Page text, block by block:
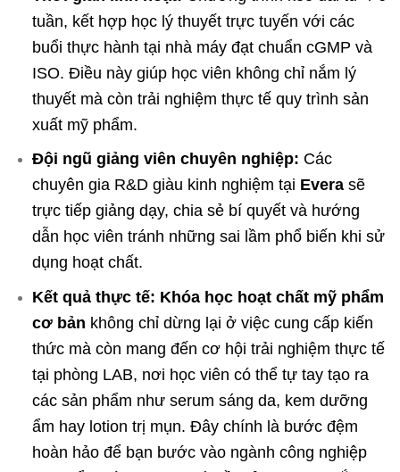
tuần, kết hợp học lý thuyết trực tuyến với các
buổi thực hành tại nhà máy đạt chuẩn cGMP và
ISO. Điều này giúp học viên không chỉ nắm lý
thuyết mà còn trải nghiệm thực tế quy trình sản
xuất mỹ phẩm.
Đội ngũ giảng viên chuyên nghiệp: Các
chuyên gia R&D giàu kinh nghiệm tại Everasẽ
trực tiếp giảng dạy, chia sẻ bí quyết và hướng
dẫn học viên tránh những sai lầm phổ biến khi sử
dụng hoạt chất.
Kết quả thực tế: Khóa học hoạt chất mỹ phẩm
cơ bản không chỉ dừng lại ở việc cung cấp kiến
thức mà còn mang đến cơ hội trải nghiệm thực tế
tại phòng LAB, nơi học viên có thể tự tay tạo ra
các sản phẩm như serum sáng da, kem dưỡng
ẩm hay lotion trị mụn. Đây chính là bước đệm
hoàn hảo để bạn bước vào ngành công nghiệp